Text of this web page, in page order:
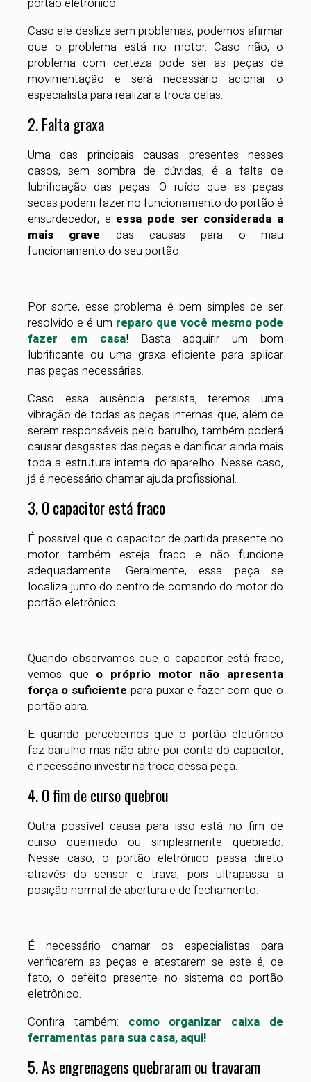
Caso ele deslize sem problemas, podemos afirmar
que o problema está no motor. Caso não, o
problema com certeza pode ser as peças de
movimentação e será necessário acionar o
especialista para realizar a troca delas.
2. Falta graxa
Uma das principais causas presentes nesses
casos, sem sombra de dúvidas, é a falta de
lubrificação das peças. O ruído que as peças
secas podem fazer no funcionamento do portão é
ensurdecedor, e essa pode ser considerada a
mais grave das causas para o mau
funcionamento do seu portão.
Por sorte, esse problema é bem simples de ser
resolvido e é um reparo que você mesmo pode
fazer em casa! Basta adquirir um bom
lubrificante ou uma graxa eficiente para aplicar
nas peças necessárias.
Caso essa ausência persista, teremos uma
vibração de todas as peças internas que, além de
serem responsáveis pelo barulho, também poderá
causar desgastes das peças e danificar ainda mais
toda a estrutura interna do aparelho. Nesse caso,
já é necessário chamar ajuda profissional.
3. O capacitor está fraco
É possível que o capacitor de partida presente no
motor também esteja fraco e não funcione
adequadamente. Geralmente, essa peça se
localiza junto do centro de comando do motor do
portão eletrônico.
Quando observamos que o capacitor está fraco,
vemos que o próprio motor não apresenta
força o suficiente para puxar e fazer com que o
portão abra.
E quando percebemos que o portão eletrônico
faz barulho mas não abre por conta do capacitor,
é necessário investir na troca dessa peça.
4. O fim de curso quebrou
Outra possível causa para isso está no fim de
curso queimado ou simplesmente quebrado.
Nesse caso, o portão eletrônico passa direto
através do sensor e trava, pois ultrapassa a
posição normal de abertura e de fechamento.
É necessário chamar os especialistas para
verificarem as peças e atestarem se este é, de
fato, o defeito presente no sistema do portão
eletrônico.
Confira também: como organizar caixa de
ferramentas para sua casa, aqui!
5. As engrenagens quebraram ou travaram